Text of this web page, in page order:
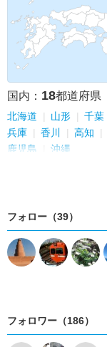
国内： 18都道府県
北海道 山形 千葉
兵庫
香川 高知
鹿児島
沖縄
フォロー（39）
フォロワー（186）